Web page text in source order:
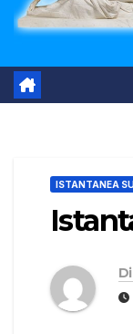
ISTANTANEA
Di